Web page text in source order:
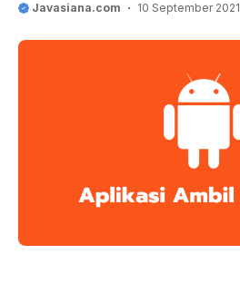
Javasiana.com 10 September 2021